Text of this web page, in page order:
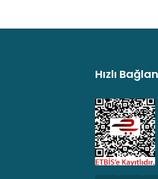
Hızlı